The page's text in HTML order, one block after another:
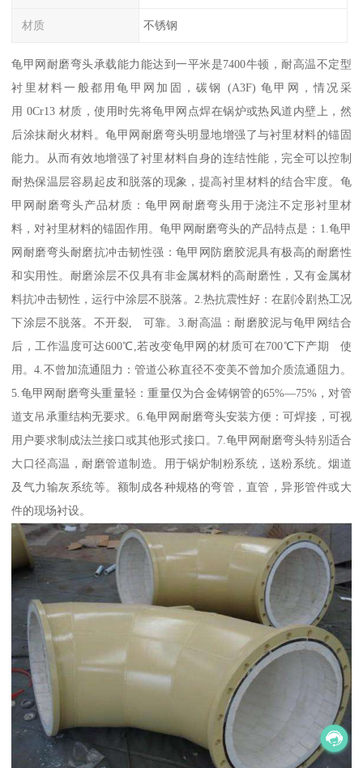
材质 不锈钢
龟甲网耐磨弯头承载能力能达到一平米是7400牛顿，耐高温不定型
衬里材料一般都用龟甲网加固，碳钢 (A3F) 龟甲网，情况采
用 0Cr13 材质，使用时先将龟甲网点焊在锅炉或热风道内壁上，然
后涂抹耐火材料。龟甲网耐磨弯头明显地增强了与衬里材料的锚固
能力。从而有效地增强了衬里材料自身的连结性能，完全可以控制
耐热保温层容易起皮和脱落的现象，提高衬里材料的结合牢度。龟
甲网耐磨弯头产品材质：龟甲网耐磨弯头用于浇注不定形衬里材
料，对衬里材料的锚固作用。龟甲网耐磨弯头的产品特点是：1.龟甲
网耐磨弯头耐磨抗冲击韧性强：龟甲网防磨胶泥具有极高的耐磨性
和实用性。耐磨涂层不仅具有非金属材料的高耐磨性，又有金属材
料抗冲击韧性，运行中涂层不脱落。2.热抗震性好：在剧冷剧热工况
下涂层不脱落。不开裂, 可靠。3.耐高温：耐磨胶泥与龟甲网结合
后，工作温度可达600℃,若改变龟甲网的材质可在700℃下产期 使
用。4.不曾加流通阻力：管道公称直径不变美不曾加介质流通阻力。
5.龟甲网耐磨弯头重量轻：重量仅为合金铸钢管的65%—75%，对管
道支吊承重结构无要求。6.龟甲网耐磨弯头安装方便：可焊接，可视
用户要求制成法兰接口或其他形式接口。7.龟甲网耐磨弯头特别适合
大口径高温，耐磨管道制造。用于锅炉制粉系统，送粉系统。烟道
及气力输灰系统等。额制成各种规格的弯管，直管，异形管件或大
件的现场衬设。